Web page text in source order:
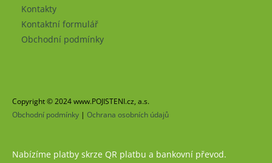
Kontakty
Kontaktní formulář
Obchodní podmínky
Copyright © 2024 www.POJISTENI.cz, a.s.
Obchodní podmínky | Ochrana osobních údajů
Nabízíme platby skrze QR platbu a bankovní převod.